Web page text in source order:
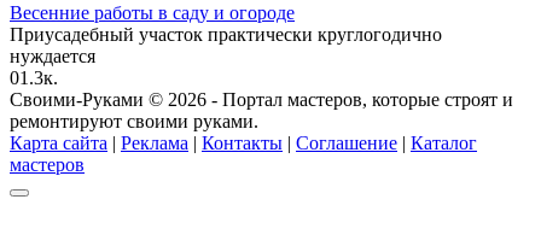
Весенние работы в саду и огороде
Приусадебный участок практически круглогодично
нуждается
01.3к.
Своими-Руками © 2026 - Портал мастеров, которые строят и
ремонтируют своими руками.
Карта сайта | Реклама | Контакты | Соглашение | Каталог
мастеров